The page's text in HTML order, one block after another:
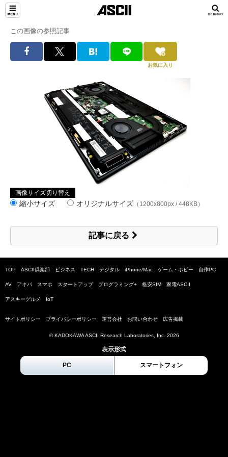
この画像の参照記事
お気に入り
画像サイズ切り替え
縮小サイズ オリジナルサイズ （1200x800px / 448KB）
記事に戻る
TOP ASCII倶楽部 ビジネス TECH デジタル iPhone/Mac ゲーム・ホビー 自作PC
AV アキバ スマホ スタートアップ プログラミング+ 格安SIM 家電ASCII
アスキーグルメ IoT
サイトポリシー プライバシーポリシー 運営会社 お問い合わせ 広告掲載
© KADOKAWA ASCII Research Laboratories, Inc. 2026
表示形式
PC スマートフォン